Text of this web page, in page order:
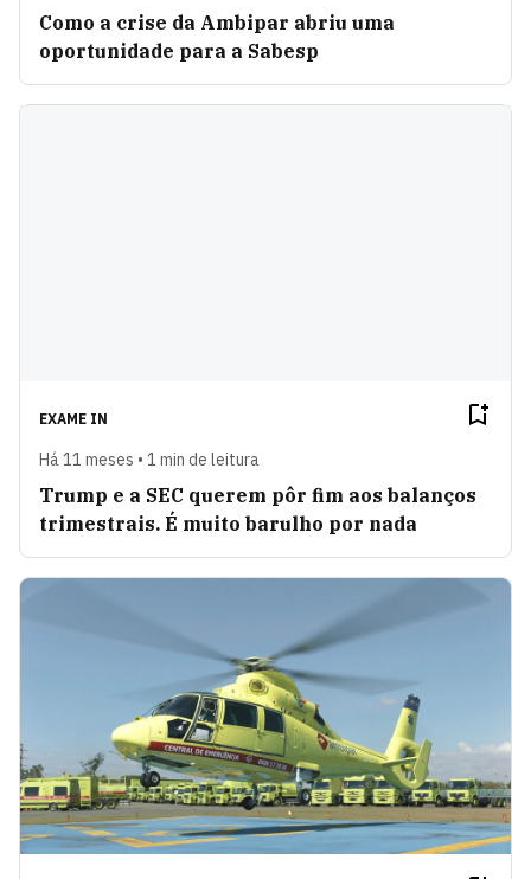
Como a crise da Ambipar abriu uma
oportunidade para a Sabesp
EXAME IN
Há 11 meses • 1 min de leitura
Trump e a SEC querem pôr fim aos balanços
trimestrais. É muito barulho por nada